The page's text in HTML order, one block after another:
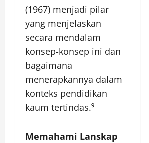
(1967) menjadi pilar
yang menjelaskan
secara mendalam
konsep-konsep ini dan
bagaimana
menerapkannya dalam
konteks pendidikan
kaum tertindas.⁹
Memahami Lanskap